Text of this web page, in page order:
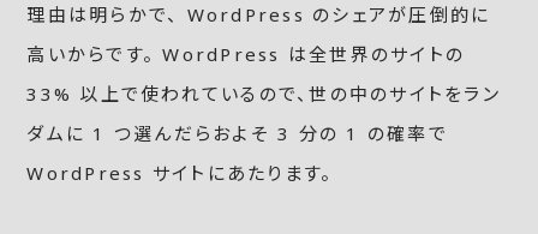
理由は明らかで、 WordPress のシェアが圧倒的に
高いからです。 WordPress は全世界のサイトの
33% 以上で使われているので、世の中のサイトをラン
ダムに 1 つ選んだらおよそ 3 分の 1 の確率で
WordPress サイトにあたります。